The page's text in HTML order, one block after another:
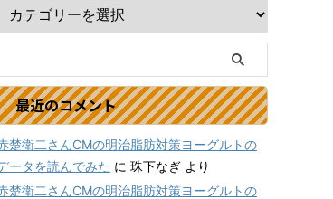
最近のコメント
楚衛二さんCMの明治脂肪対策ヨーグルトの
ータを読んでみた に 珠下なぎ より
楚衛二さんCMの明治脂肪対策ヨーグルトの